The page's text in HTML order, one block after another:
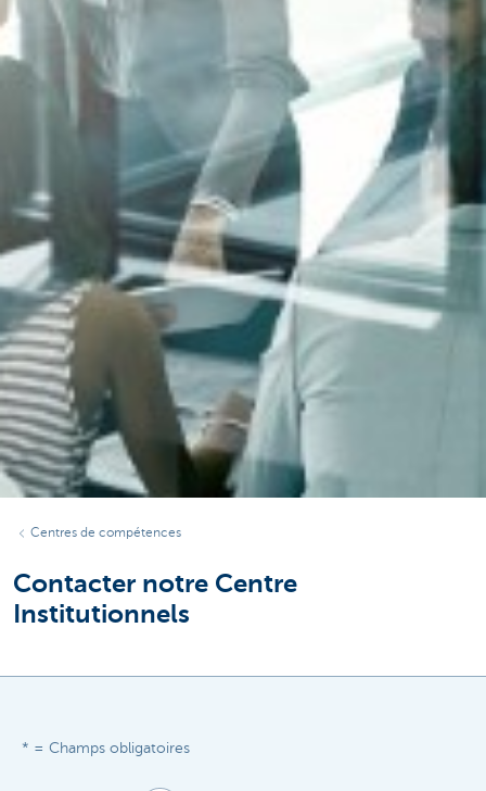
Centres de compétences
Contacter notre Centre
Institutionnels
* = Champs obligatoires